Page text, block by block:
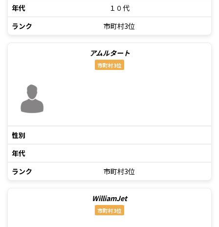
年代
１０代
ランク
市町村3位
アムルタート
市町村3位
性別
年代
ランク
市町村3位
WilliamJet
市町村3位